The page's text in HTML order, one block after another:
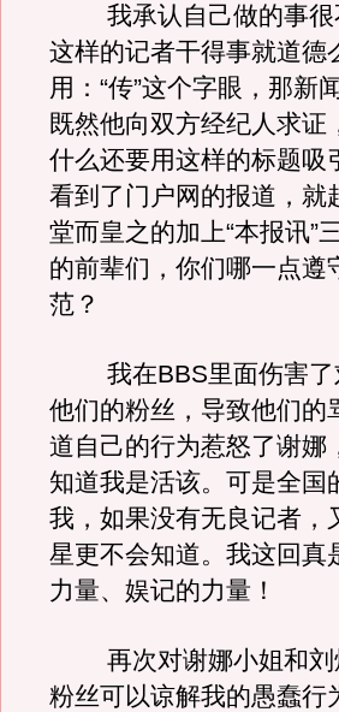
我承认自己做的事很
这样的记者干得事就道德
用：“传”这个字眼，那新
既然他向双方经纪人求
什么还要用这样的标题吸
看到了门户网的报道，就
堂而皇之的加上“本报讯”
的前辈们，你们哪一点
范？
我在BBS里面伤害了
他们的粉丝，导致他们的
道自己的行为惹怒了谢娜
知道我是活该。可是全
我，如果没有无良记者，
星更不会知道。我这回真
力量、娱记的力量！
再次对谢娜小姐和刘
粉丝可以谅解我的愚蠢行